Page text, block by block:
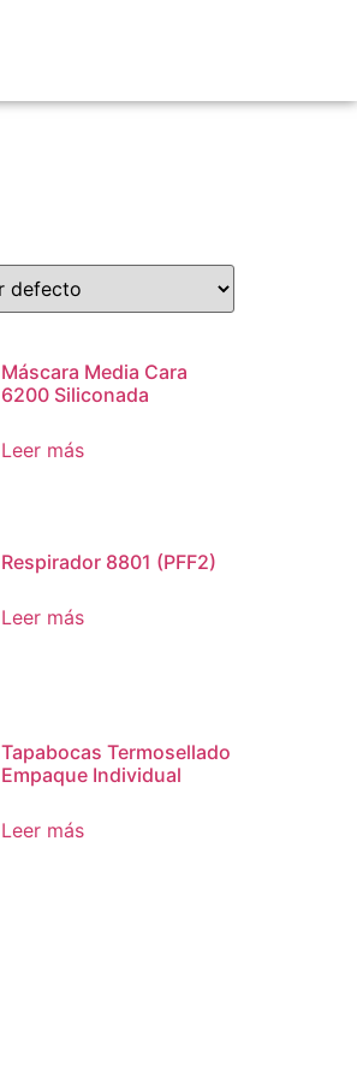
Máscara Media Cara
6200 Siliconada
Leer más
Respirador 8801 (PFF2)
Leer más
Tapabocas Termosellado
Empaque Individual
Leer más